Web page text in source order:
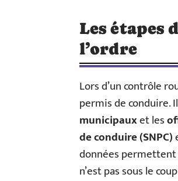
Les étapes
l’ordre
Lors d’un contrôle
permis de conduire.
municipauxet les
de conduire (SNPC)
données permettent
n’est pas sous le